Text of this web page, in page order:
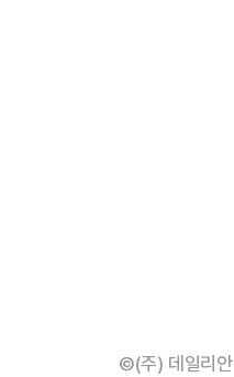
©(주) 데일리